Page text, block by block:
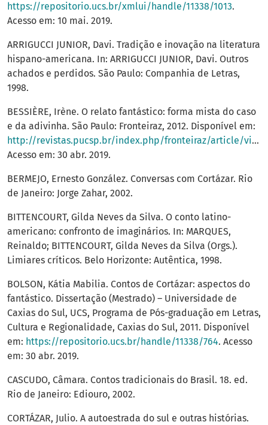
https://repositorio.ucs.br/xmlui/handle/11338/1013.
Acesso em: 10 mai. 2019.
ARRIGUCCI JUNIOR, Davi. Tradição e inovação na literatura
hispano-americana. In: ARRIGUCCI JUNIOR, Davi. Outros
achados e perdidos. São Paulo: Companhia de Letras,
1998.
BESSIÈRE, Irène. O relato fantástico: forma mista do caso
e da adivinha. São Paulo: Fronteiraz, 2012. Disponível em:
http://revistas.pucsp.br/index.php/fronteiraz/article/view/12991/948
Acesso em: 30 abr. 2019.
BERMEJO, Ernesto González. Conversas com Cortázar. Rio
de Janeiro: Jorge Zahar, 2002.
BITTENCOURT, Gilda Neves da Silva. O conto latino-
americano: confronto de imaginários. In: MARQUES,
Reinaldo; BITTENCOURT, Gilda Neves da Silva (Orgs.).
Limiares críticos. Belo Horizonte: Autêntica, 1998.
BOLSON, Kátia Mabilia. Contos de Cortázar: aspectos do
fantástico. Dissertação (Mestrado) – Universidade de
Caxias do Sul, UCS, Programa de Pós-graduação em Letras,
Cultura e Regionalidade, Caxias do Sul, 2011. Disponível
em: https://repositorio.ucs.br/handle/11338/764. Acesso
em: 30 abr. 2019.
CASCUDO, Câmara. Contos tradicionais do Brasil. 18. ed.
Rio de Janeiro: Ediouro, 2002.
CORTÁZAR, Julio. A autoestrada do sul e outras histórias.